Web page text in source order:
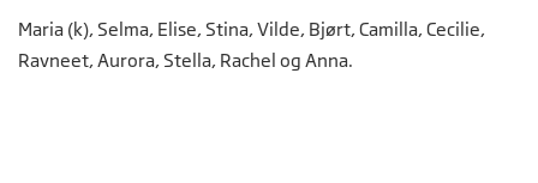
Maria (k), Selma, Elise, Stina, Vilde, Bjørt, Camilla, Cecilie,
Ravneet, Aurora, Stella, Rachel og Anna.